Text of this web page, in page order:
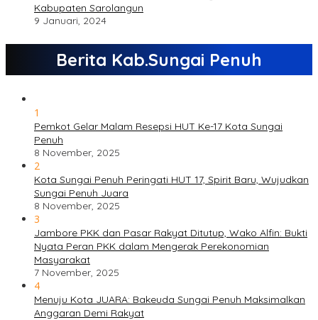
Kabupaten Sarolangun
9 Januari, 2024
Berita Kab.Sungai Penuh
1
Pemkot Gelar Malam Resepsi HUT Ke-17 Kota Sungai
Penuh
8 November, 2025
2
Kota Sungai Penuh Peringati HUT 17, Spirit Baru, Wujudkan
Sungai Penuh Juara
8 November, 2025
3
Jambore PKK dan Pasar Rakyat Ditutup, Wako Alfin: Bukti
Nyata Peran PKK dalam Mengerak Perekonomian
Masyarakat
7 November, 2025
4
Menuju Kota JUARA: Bakeuda Sungai Penuh Maksimalkan
Anggaran Demi Rakyat